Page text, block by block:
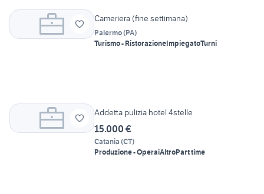
Cameriera (fine settimana)
Palermo(PA)
Turismo - RistorazioneImpiegatoTurni
Addetta pulizia hotel 4stelle
15.000 €
Catania (CT)
Produzione - OperaiAltroPart time